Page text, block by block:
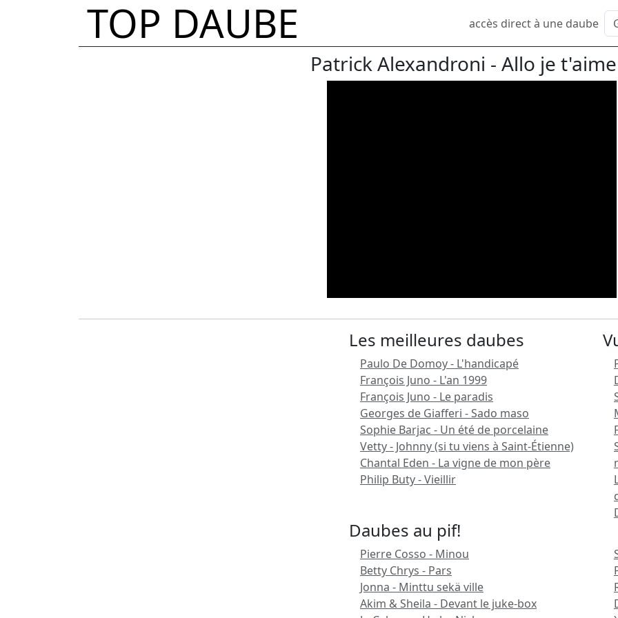
TOP DAUBE accès direct à une daube
Patrick Alexandroni - Allo je t'aime
Les meilleures daubes
Paulo De Domoy - L'handicapé
François Juno - L'an 1999
François Juno - Le paradis
Georges de Giafferi - Sado maso
Sophie Barjac - Un été de porcelaine
Vetty - Johnny (si tu viens à Saint-Étienne)
Chantal Eden - La vigne de mon père
Philip Buty - Vieillir
Daubes au pif!
Pierre Cosso - Minou
Betty Chrys - Pars
Jonna - Minttu sekä ville
Akim & Sheila - Devant le juke-box